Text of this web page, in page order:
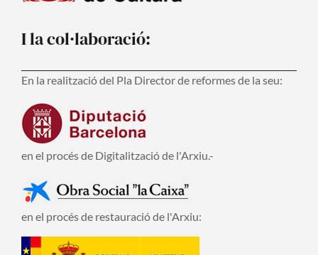
I la col·laboració:
En la realització del Pla Director de reformes de la seu:
en el procés de Digitalització de l'Arxiu.-
en el procés de restauració de l'Arxiu: